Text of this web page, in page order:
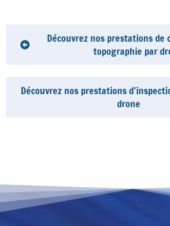
Découvrez nos prestations
topographie par
Découvrez nos prestations
drone